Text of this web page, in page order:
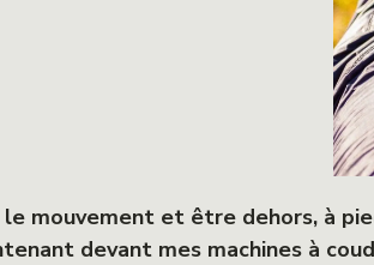
le mouvement et être dehors, à
devant mes machines à